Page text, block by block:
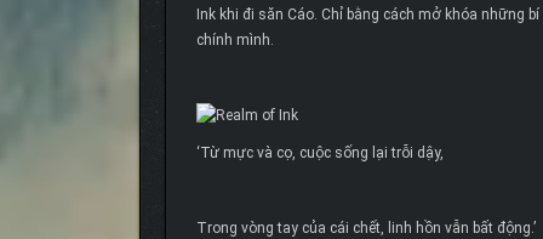
Ink khi đi săn Cáo. Chỉ bằng cách mở khóa những
chính mình.
‘Từ mực và cọ, cuộc sống lại trỗi dậy,
Trong vòng tay của cái chết, linh hồn vẫn bất động.’